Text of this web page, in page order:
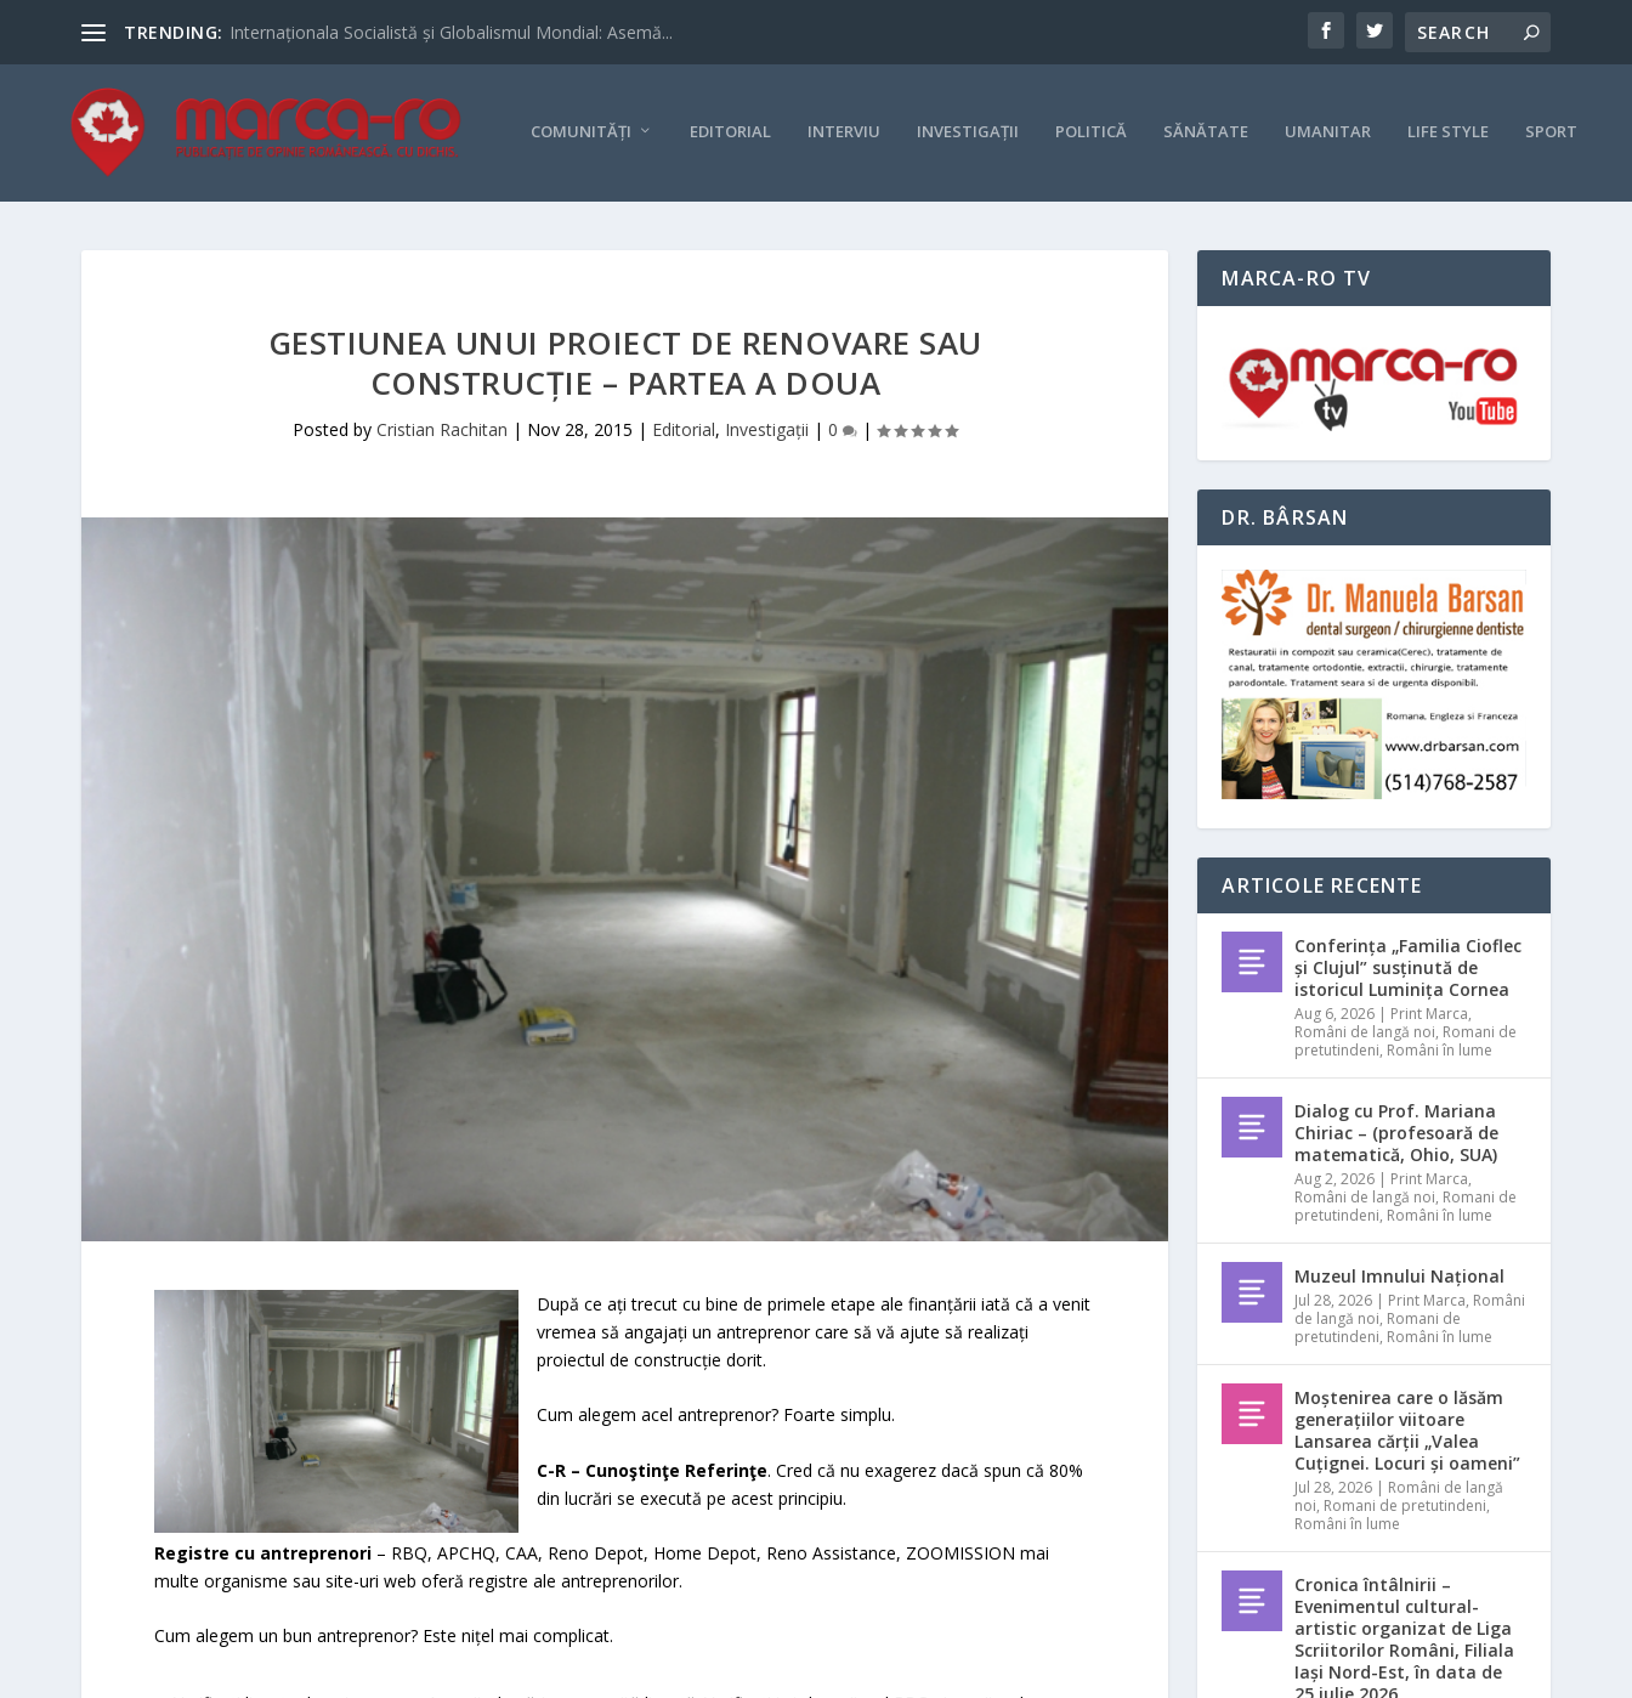
TRENDING: Internaționala Socialistă și Globalismul Mondial: Asemă...
COMUNITĂȚI EDITORIAL INTERVIU INVESTIGAȚII POLITICĂ SĂNĂTATE UMANITAR LIFE STYLE SPORT
GESTIUNEA UNUI PROIECT DE RENOVARE SAU
CONSTRUCȚIE – PARTEA A DOUA
Posted byCristian Rachitan | Nov 28, 2015 | Editorial, Investigații |0 |
După ce ați trecut cu bine de primele etape ale finanțării iată că a venit
vremea să angajați un antreprenor care să vă ajute să realizați
proiectul de construcție dorit.
Cum alegem acel antreprenor? Foarte simplu.
C-R – Cunoştinţe Referinţe. Cred că nu exagerez dacă spun că 80%
din lucrări se execută pe acest principiu.
Registre cu antreprenori – RBQ, APCHQ, CAA, Reno Depot, Home Depot, Reno Assistance, ZOOMISSION mai
multe organisme sau site-uri web oferă registre ale antreprenorilor.
Cum alegem un bun antreprenor? Este nițel mai complicat.
MARCA-RO TV
DR. BÂRSAN
ARTICOLE RECENTE
Conferința „Familia Cioflec
și Clujul” susținută de
istoricul Luminița Cornea
Aug 6, 2026 | Print Marca,
Români de langă noi, Romani de
pretutindeni, Români în lume
Dialog cu Prof. Mariana
Chiriac – (profesoară de
matematică, Ohio, SUA)
Aug 2, 2026 | Print Marca,
Români de langă noi, Romani de
pretutindeni, Români în lume
Muzeul Imnului Național
Jul 28, 2026 | Print Marca, Români
de langă noi, Romani de
pretutindeni, Români în lume
Moștenirea care o lăsăm
generațiilor viitoare
Lansarea cărții „Valea
Cuțignei. Locuri și oameni”
Jul 28, 2026 | Români de langă
noi, Romani de pretutindeni,
Români în lume
Cronica întâlnirii –
Evenimentul cultural-
artistic organizat de Liga
Scriitorilor Români, Filiala
Iași Nord-Est, în data de